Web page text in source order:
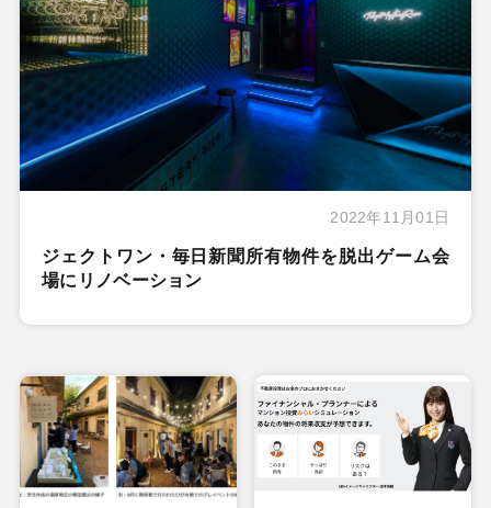
2022年11月01日
ジェクトワン・毎日新聞所有物件を脱出ゲーム会
場にリノベーション